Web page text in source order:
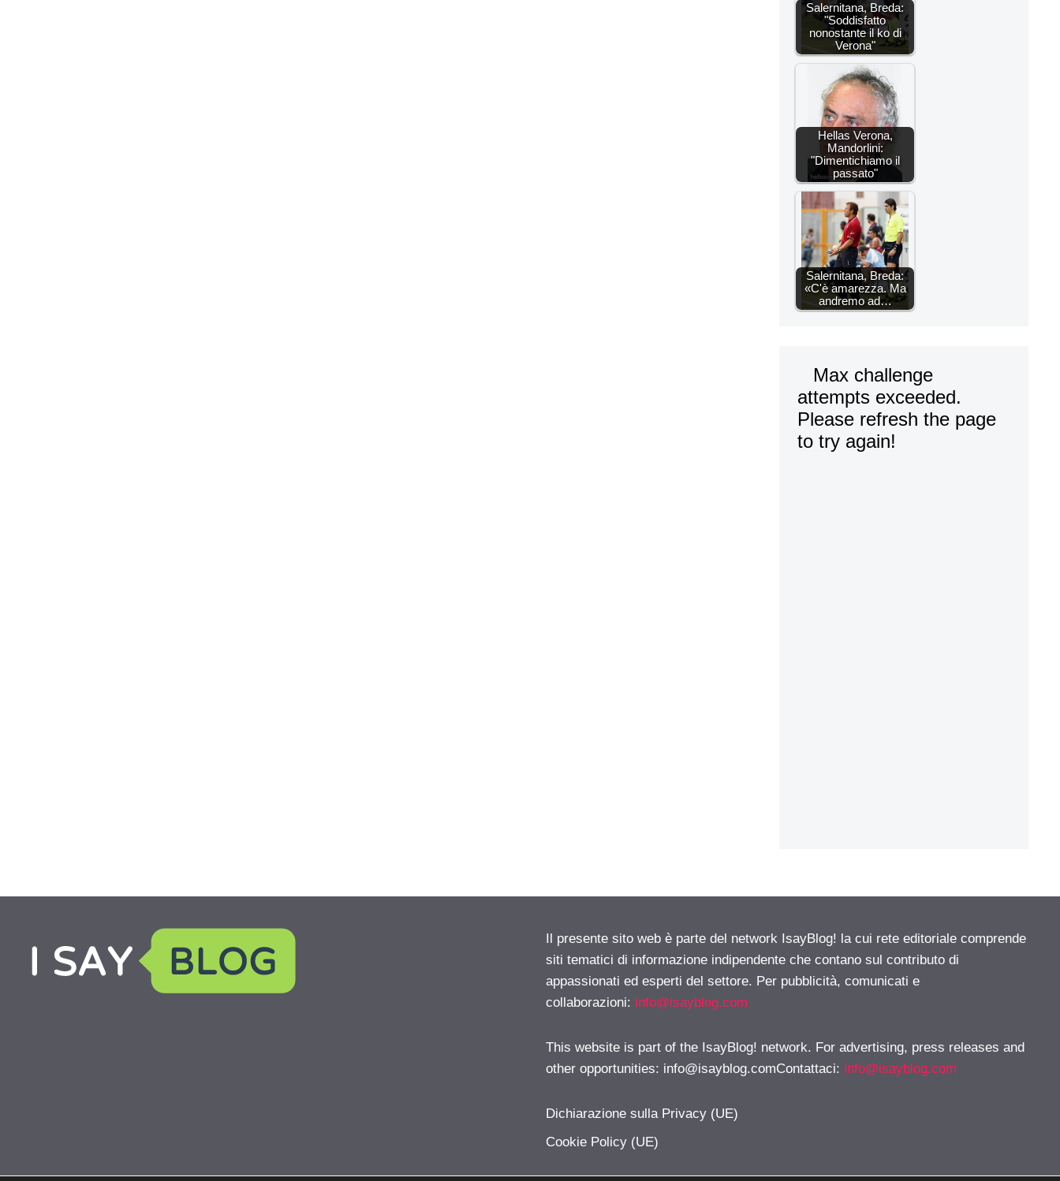
Salernitana, Breda:
"Soddisfatto
nonostante il ko di
Verona"
Hellas Verona,
Mandorlini:
"Dimentichiamo il
passato"
Salernitana, Breda:
«C'è amarezza. Ma
andremo ad…
Il presente sito web è parte del network IsayBlog! la cui rete editoriale comprende
siti tematici di informazione indipendente che contano sul contributo di
appassionati ed esperti del settore. Per pubblicità, comunicati e
collaborazioni: info@isayblog.com
This website is part of the IsayBlog! network. For advertising, press releases and
other opportunities: info@isayblog.comContattaci: info@isayblog.com
Dichiarazione sulla Privacy (UE)
Cookie Policy (UE)